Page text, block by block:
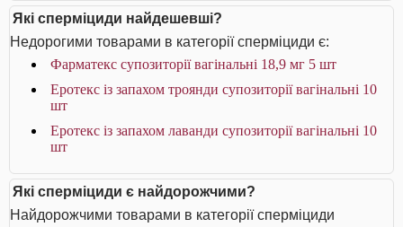
Які сперміциди найдешевші?
Недорогими товарами в категорії сперміциди є:
Фарматекс супозиторії вагінальні 18,9 мг 5 шт
Еротекс із запахом троянди супозиторії вагінальні 10
шт
Еротекс із запахом лаванди супозиторії вагінальні 10
шт
Які сперміциди є найдорожчими?
Найдорожчими товарами в категорії сперміциди